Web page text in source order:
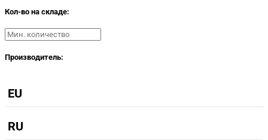
Кол-во на складе:
Производитель:
EU
RU